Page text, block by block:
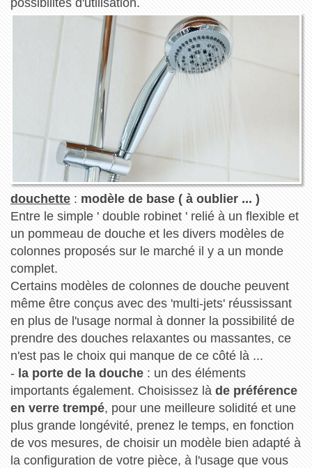
possibilités d'utilisation.
douchette: modèle de base ( à oublier ... )
Entre le simple ' double robinet ' relié à un flexible et
un pommeau de douche et les divers modèles de
colonnes proposés sur le marché il y a un monde
complet.
Certains modèles de colonnes de douche peuvent
même être conçus avec des 'multi-jets' réussissant
en plus de l'usage normal à donner la possibilité de
prendre des douches relaxantes ou massantes, ce
n'est pas le choix qui manque de ce côté là ...
- la porte de la douche: un des éléments
importants également. Choisissez là de préférence
en verre trempé, pour une meilleure solidité et une
plus grande longévité, prenez le temps, en fonction
de vos mesures, de choisir un modèle bien adapté à
la configuration de votre pièce, à l'usage que vous